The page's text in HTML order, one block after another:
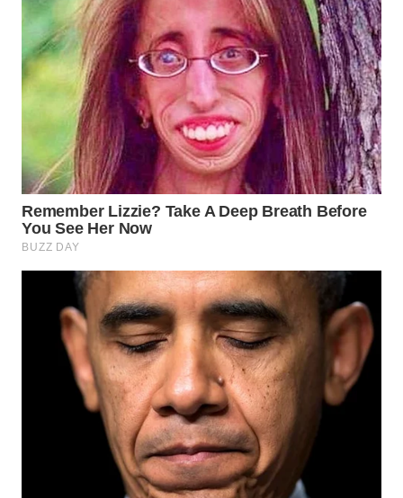
WN
SUKABUMI
WN
PURWAKARTA
WN
PRIANGAN
TIMUR
WN
SEMARANG
SOLO
WN
BOROBUDUR